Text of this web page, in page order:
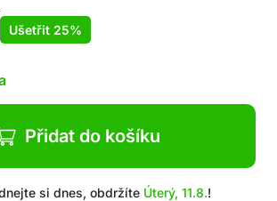
Ušetřit 25%
Přidat do košíku
si dnes, obdržíte Úterý, 11.8.!